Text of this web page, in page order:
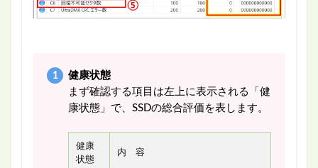
健康状態
まず確認する項目は左上に表示される「健
康状態」で、SSDの総合評価を表します。
健康
状態
内 容